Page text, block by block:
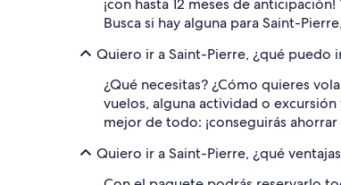
¡con hasta 12 meses de
Busca si hay alguna para Saint-
Quiero ir a Saint-Pierre, ¿qué puedo
¿Qué necesitas? ¿Cómo quieres
vuelos, alguna actividad o
mejor de todo: ¡conseguirás
Quiero ir a Saint-Pierre, ¿qué